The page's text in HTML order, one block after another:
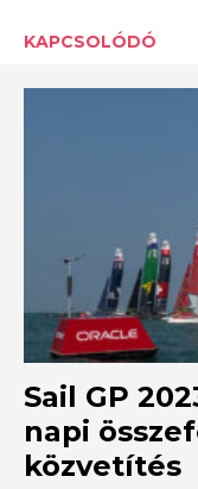
KAPCSOLÓDÓ
Sail GP
napi
közvetítés